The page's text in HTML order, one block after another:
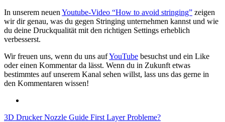
In unserem neuen Youtube-Video “How to avoid stringing” zeigen
wir dir genau, was du gegen Stringing unternehmen kannst und wie
du deine Druckqualität mit den richtigen Settings erheblich
verbesserst.
Wir freuen uns, wenn du uns aufYouTube besuchst und ein Like
oder einen Kommentar da lässt. Wenn du in Zukunft etwas
bestimmtes auf unserem Kanal sehen willst, lass uns das gerne in
den Kommentaren wissen!
3D Drucker Nozzle Guide First Layer Probleme?